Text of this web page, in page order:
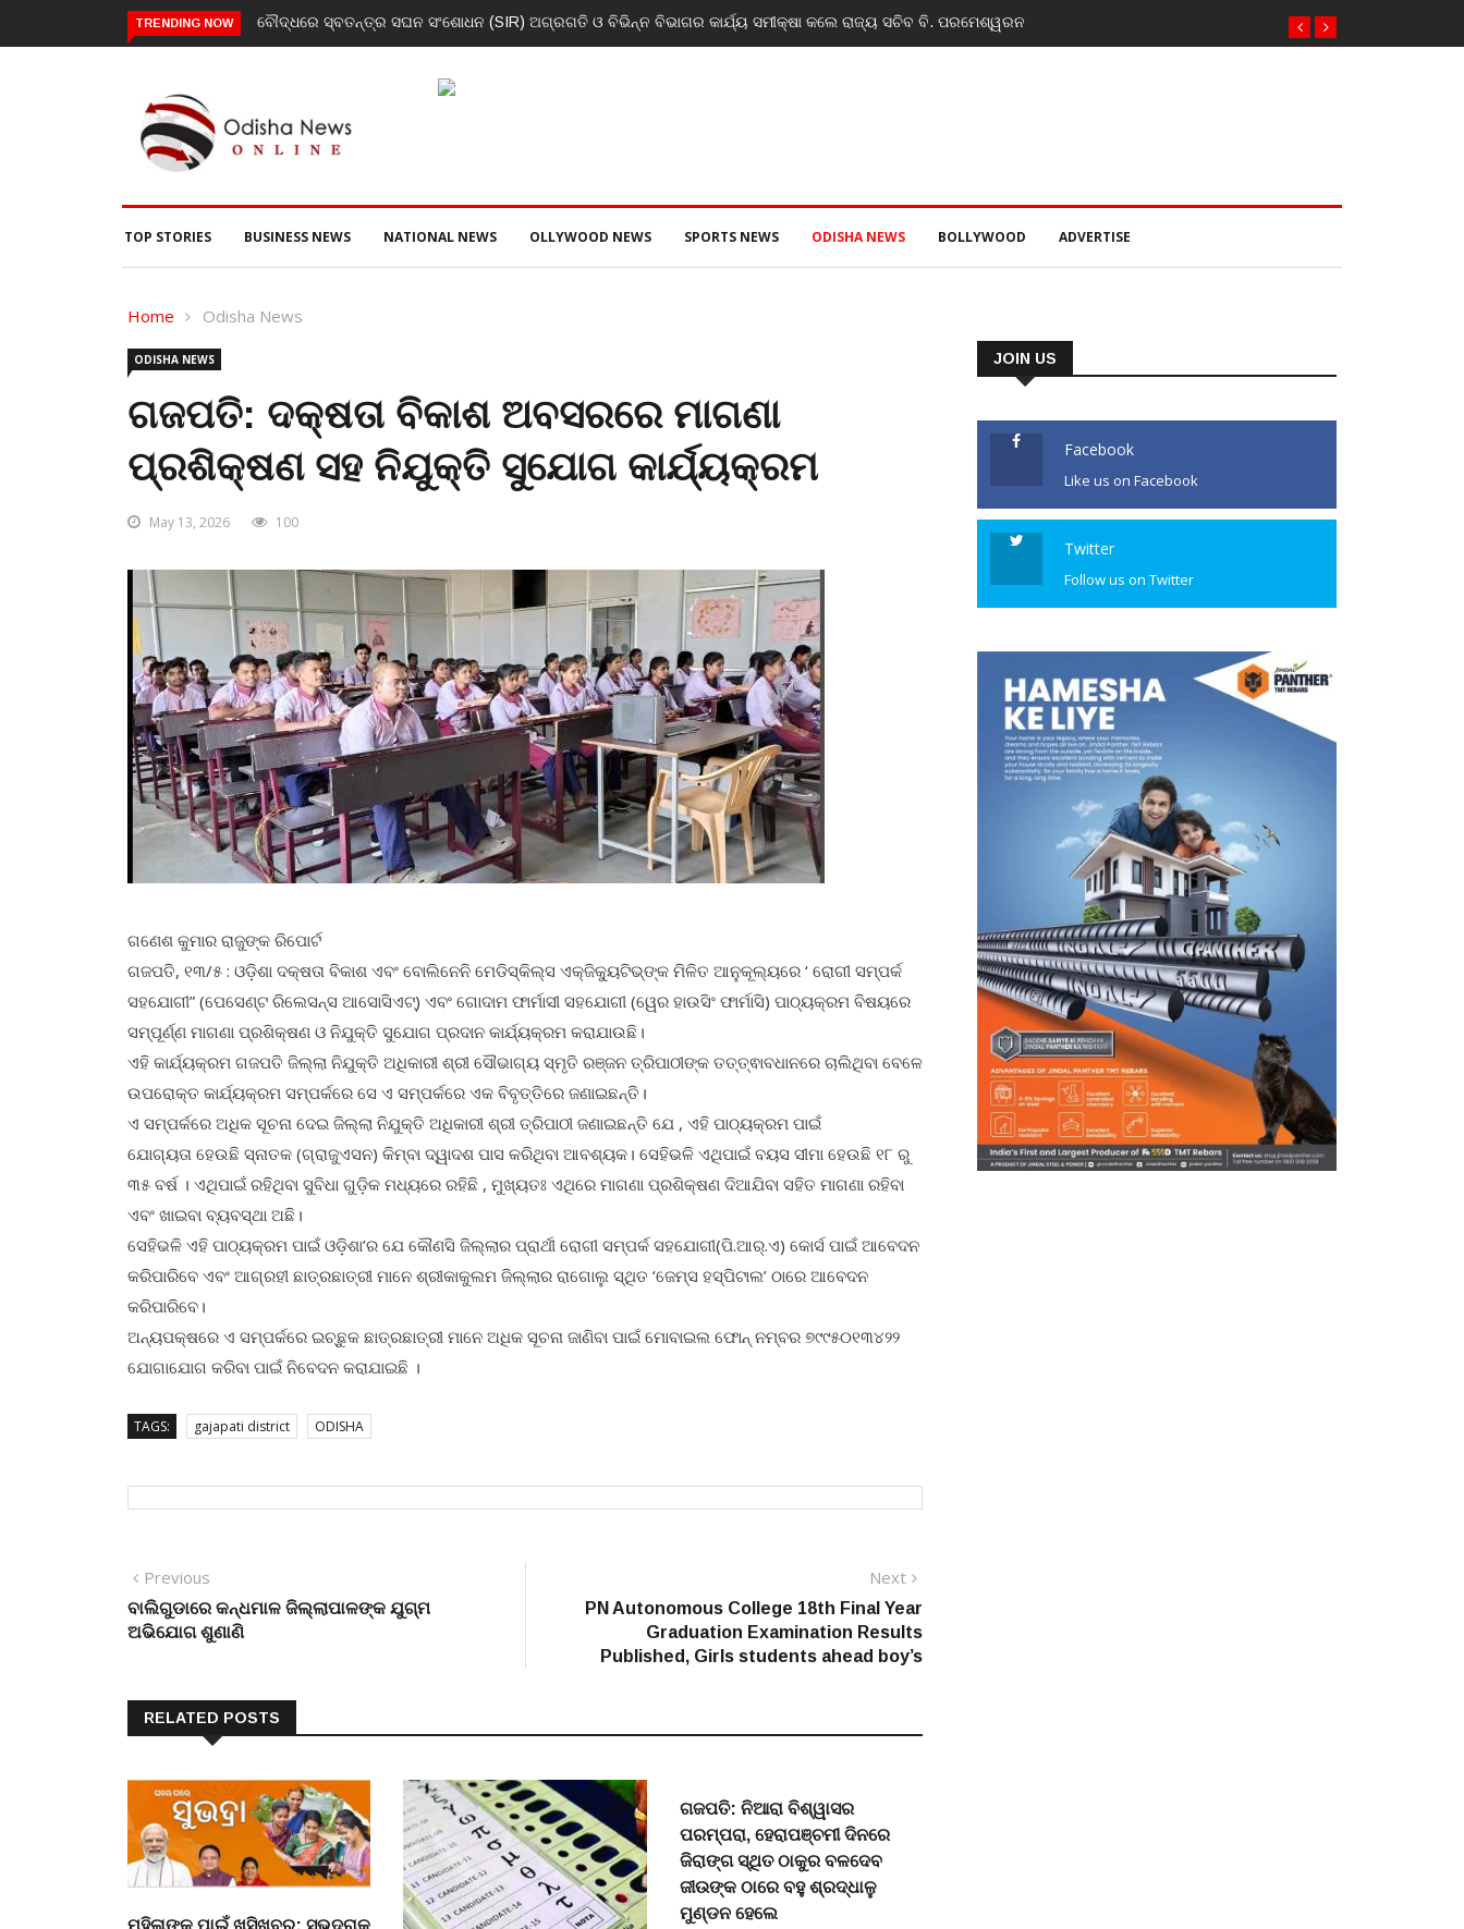
TRENDING NOW ବୌଦ୍ଧରେ ସ୍ବତନ୍ତ୍ର ସଘନ ସଂଶୋଧନ (SIR) ଅଗ୍ରଗତି ଓ ବିଭିନ୍ନ ବିଭାଗର କାର୍ଯ୍ୟ ସମୀକ୍ଷା କଲେ ରାଜ୍ୟ ସଚିବ ବି. ପରମେଶ୍ୱରନଯୁବକଙ୍କୁ ପେଟ୍ରୋଲ ଢାଳି ନିଆଁ ଲଗାଇ ହତ୍ୟା ଉଦ୍ୟମ ଅଭିଯୋଗ
TOP STORIES BUSINESS NEWS NATIONAL NEWS OLLYWOOD NEWS SPORTS NEWS ODISHA NEWS BOLLYWOOD ADVERTISE
Home Odisha News
ODISHA NEWS
ଗଜପତି: ଦକ୍ଷତା ବିକାଶ ଅବସରରେ ମାଗଣା
ପ୍ରଶିକ୍ଷଣ ସହ ନିଯୁକ୍ତି ସୁଯୋଗ କାର୍ଯ୍ୟକ୍ରମ
May 13, 2026 100
ଗଣେଶ କୁମାର ରାଜୁଙ୍କ ରିପୋର୍ଟ
ଗଜପତି, ୧୩/୫ : ଓଡ଼ିଶା ଦକ୍ଷତା ବିକାଶ ଏବଂ ବୋଲିନେନି ମେଡିସ୍କିଲ୍ସ ଏକ୍ଜିକ୍ୟୁଟିଭ୍‌ଙ୍କ ମିଳିତ ଆନୁକୂଲ୍ୟରେ ‘ ରୋଗୀ ସମ୍ପର୍କ
ସହଯୋଗୀ” (ପେସେଣ୍ଟ ରିଲେସନ୍ସ ଆସୋସିଏଟ୍) ଏବଂ ଗୋଦାମ ଫାର୍ମାସୀ ସହଯୋଗୀ (ୱେର ହାଉସିଂ ଫାର୍ମାସି) ପାଠ୍ୟକ୍ରମ ବିଷୟରେ
ସମ୍ପୂର୍ଣ୍ଣ ମାଗଣା ପ୍ରଶିକ୍ଷଣ ଓ ନିଯୁକ୍ତି ସୁଯୋଗ ପ୍ରଦାନ କାର୍ଯ୍ୟକ୍ରମ କରାଯାଉଛି।
ଏହି କାର୍ଯ୍ୟକ୍ରମ ଗଜପତି ଜିଲ୍ଲା ନିଯୁକ୍ତି ଅଧିକାରୀ ଶ୍ରୀ ସୌଭାଗ୍ୟ ସ୍ମୃତି ରଞ୍ଜନ ତ୍ରିପାଠୀଙ୍କ ତତ୍ତ୍ଵାବଧାନରେ ଚାଲିଥିବା ବେଳେ
ଉପରୋକ୍ତ କାର୍ଯ୍ୟକ୍ରମ ସମ୍ପର୍କରେ ସେ ଏ ସମ୍ପର୍କରେ ଏକ ବିବୃତ୍ତିରେ ଜଣାଇଛନ୍ତି।
ଏ ସମ୍ପର୍କରେ ଅଧିକ ସୂଚନା ଦେଇ ଜିଲ୍ଲା ନିଯୁକ୍ତି ଅଧିକାରୀ ଶ୍ରୀ ତ୍ରିପାଠୀ ଜଣାଇଛନ୍ତି ଯେ , ଏହି ପାଠ୍ୟକ୍ରମ ପାଇଁ
ଯୋଗ୍ୟତା ହେଉଛି ସ୍ନାତକ (ଗ୍ରାଜୁଏସନ) କିମ୍ବା ଦ୍ୱାଦଶ ପାସ କରିଥିବା ଆବଶ୍ୟକ। ସେହିଭଳି ଏଥିପାଇଁ ବୟସ ସୀମା ହେଉଛି ୧୮ ରୁ
୩୫ ବର୍ଷ । ଏଥିପାଇଁ ରହିଥିବା ସୁବିଧା ଗୁଡ଼ିକ ମଧ୍ୟରେ ରହିଛି , ମୁଖ୍ୟତଃ ଏଥିରେ ମାଗଣା ପ୍ରଶିକ୍ଷଣ ଦିଆଯିବା ସହିତ ମାଗଣା ରହିବା
ଏବଂ ଖାଇବା ବ୍ୟବସ୍ଥା ଅଛି।
ସେହିଭଳି ଏହି ପାଠ୍ୟକ୍ରମ ପାଇଁ ଓଡ଼ିଶା’ର ଯେ କୌଣସି ଜିଲ୍ଲାର ପ୍ରାର୍ଥୀ ରୋଗୀ ସମ୍ପର୍କ ସହଯୋଗୀ(ପି.ଆର୍.ଏ) କୋର୍ସ ପାଇଁ ଆବେଦନ
କରିପାରିବେ ଏବଂ ଆଗ୍ରହୀ ଛାତ୍ରଛାତ୍ରୀ ମାନେ ଶ୍ରୀକାକୁଲମ ଜିଲ୍ଲାର ରାଗୋଲୁ ସ୍ଥିତ ‘ଜେମ୍ସ ହସ୍ପିଟାଲ’ ଠାରେ ଆବେଦନ
କରିପାରିବେ।
ଅନ୍ୟପକ୍ଷରେ ଏ ସମ୍ପର୍କରେ ଇଚ୍ଛୁକ ଛାତ୍ରଛାତ୍ରୀ ମାନେ ଅଧିକ ସୂଚନା ଜାଣିବା ପାଇଁ ମୋବାଇଲ ଫୋନ୍ ନମ୍ବର ୭୯୯୫୦୧୩୪୨୨
ଯୋଗାଯୋଗ କରିବା ପାଇଁ ନିବେଦନ କରାଯାଇଛି ।
TAGS: gajapati district ODISHA
Post
navigation
Previous
post:
ବାଲିଗୁଡାରେ କନ୍ଧମାଳ ଜିଲ୍ଲାପାଳଙ୍କ ଯୁଗ୍ମ
ଅଭିଯୋଗ ଶୁଣାଣି
Next
PN Autonomous College 18th Final Year
Graduation Examination Results
Published, Girls students ahead boy’s
RELATED POSTS
ମହିଳାଙ୍କ ପାଇଁ ଖୁସିଖବର: ସୁଭଦ୍ରାକୁ
ଗଜପତି: ନିଆରା ବିଶ୍ୱାସର
ପରମ୍ପରା, ହେରାପଞ୍ଚମୀ ଦିନରେ
ଜିରାଙ୍ଗ ସ୍ଥିତ ଠାକୁର ବଳଦେବ
ଜୀଉଙ୍କ ଠାରେ ବହୁ ଶ୍ରଦ୍ଧାଳୁ
ମୁଣ୍ଡନ ହେଲେ
JOIN US
Facebook
Like us on Facebook
Twitter
Follow us on Twitter